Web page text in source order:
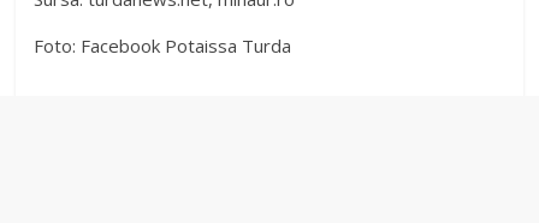
Foto: Facebook Potaissa Turda